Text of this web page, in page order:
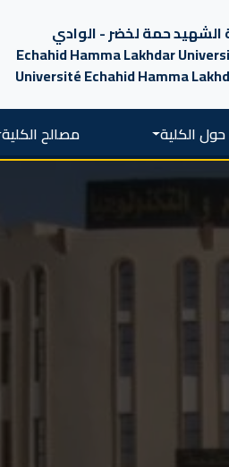
الشهيد حمة لخضر - الوادي
Echahid Hamma Lakhdar
Université Echahid Hamma
حول الكلية مصالح الكلية